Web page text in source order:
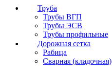
Труба
Трубы ВГП
Трубы ЭСВ
Трубы профильные
Дорожная сетка
Рабица
Сварная (кладочная)